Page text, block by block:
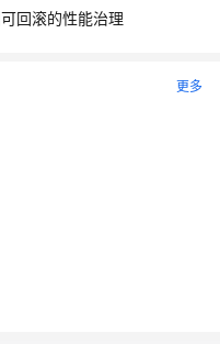
回滚的性能治理
更多